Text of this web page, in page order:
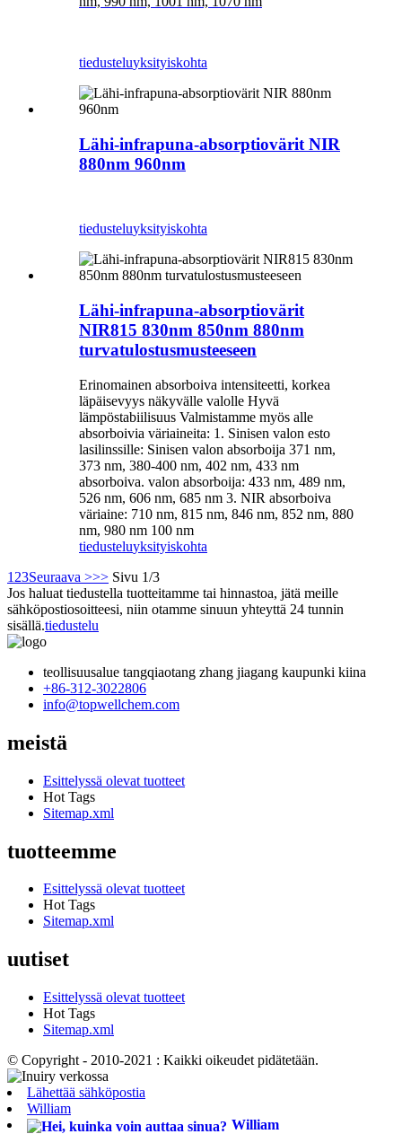
tiedusteluyksityiskohta
Lähi-infrapuna-absorptiovärit NIR
880nm 960nm
tiedusteluyksityiskohta
Lähi-infrapuna-absorptiovärit
NIR815 830nm 850nm 880nm
turvatulostusmusteeseen
Erinomainen absorboiva intensiteetti, korkea
läpäisevyys näkyvälle valolle Hyvä
lämpöstabiilisuus Valmistamme myös alle
absorboivia väriaineita: 1. Sinisen valon esto
lasilinssille: Sinisen valon absorboija 371 nm,
373 nm, 380-400 nm, 402 nm, 433 nm
absorboiva. valon absorboija: 433 nm, 489 nm,
526 nm, 606 nm, 685 nm 3. NIR absorboiva
väriaine: 710 nm, 815 nm, 846 nm, 852 nm, 880
nm, 980 nm 100 nm
tiedusteluyksityiskohta
1 23Seuraava >>> Sivu 1/3
Jos haluat tiedustella tuotteitamme tai hinnastoa, jätä meille
sähköpostiosoitteesi, niin otamme sinuun yhteyttä 24 tunnin
sisällä.tiedustelu
teollisuusalue tangqiaotang zhang jiagang kaupunki kiina
+86-312-3022806
info@topwellchem.com
meistä
Esittelyssä olevat tuotteet
Hot Tags
Sitemap.xml
tuotteemme
Esittelyssä olevat tuotteet
Hot Tags
Sitemap.xml
uutiset
Esittelyssä olevat tuotteet
Hot Tags
Sitemap.xml
© Copyright - 2010-2021 : Kaikki oikeudet pidätetään.
Lähettää sähköpostia
William
William